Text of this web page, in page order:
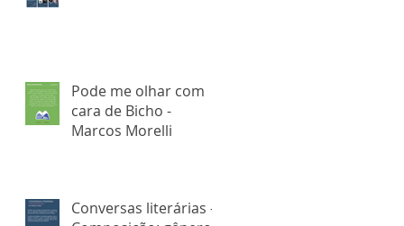
Pode me olhar com
cara de Bicho -
Marcos Morelli
Conversas literárias -